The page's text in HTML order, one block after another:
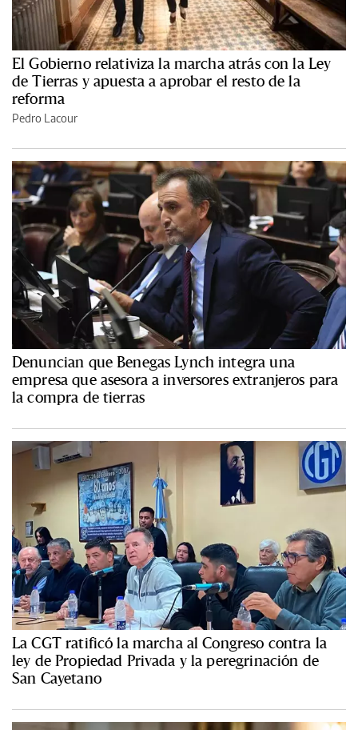
El Gobierno relativiza la marcha atrás con la Ley
de Tierras y apuesta a aprobar el resto de la
reforma
Pedro Lacour
Denuncian que Benegas Lynch integra una
empresa que asesora a inversores extranjeros para
la compra de tierras
La CGT ratificó la marcha al Congreso contra la
ley de Propiedad Privada y la peregrinación de
San Cayetano